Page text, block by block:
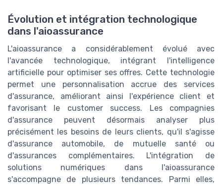
Évolution et intégration technologique
dans l'aioassurance
L'aioassurance a considérablement évolué avec
l'avancée technologique, intégrant l'intelligence
artificielle pour optimiser ses offres. Cette technologie
permet une personnalisation accrue des services
d'assurance, améliorant ainsi l'expérience client et
favorisant le customer success. Les compagnies
d'assurance peuvent désormais analyser plus
précisément les besoins de leurs clients, qu'il s'agisse
d'assurance automobile, de mutuelle santé ou
d'assurances complémentaires. L'intégration de
solutions numériques dans l'aioassurance
s'accompagne de plusieurs tendances. Parmi elles,